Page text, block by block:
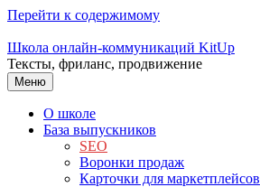
Перейти к содержимому
Школа онлайн-коммуникаций KitUp
Тексты, фриланс, продвижение
Меню
О школе
База выпускников
SEO
Воронки продаж
Карточки для маркетплейсов